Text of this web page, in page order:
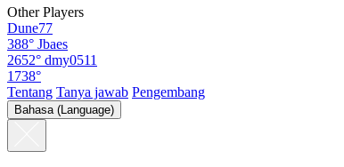
Other Players
Dune77
388° Jbaes
2652° dmy0511
1738°
Tentang Tanya jawab Pengembang
Bahasa (Language)